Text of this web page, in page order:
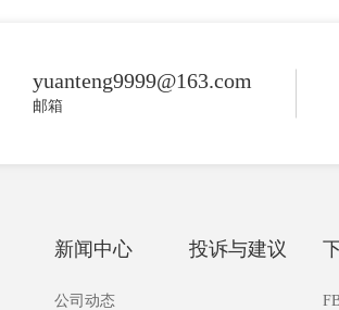
yuanteng9999@163.com
邮箱
新闻中心
公司动态
投诉与建议